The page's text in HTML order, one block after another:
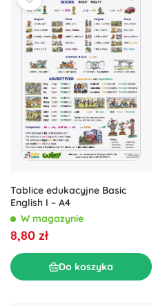
Tablice edukacyjne Basic
English I – A4
W magazynie
8,80 zł
Do koszyka